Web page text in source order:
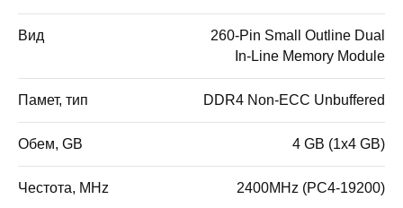
Вид
260-Pin Small Outline Dual
In-Line Memory Module
Памет, тип DDR4 Non-ECC Unbuffered
Обем, GB 4 GB (1x4 GB)
Честота, MHz 2400MHz (PC4-19200)